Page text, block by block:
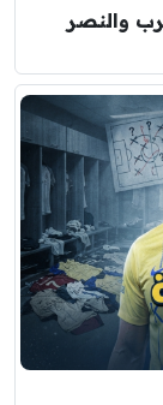
والنصر